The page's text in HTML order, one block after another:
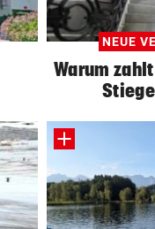
NEUE
Warum